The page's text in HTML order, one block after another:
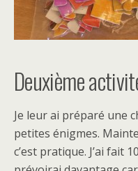
Deuxième
Je leur ai préparé une
petites énigmes.
c’est pratique. J’ai fait